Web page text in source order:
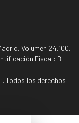
Volumen 24.100,
Fiscal: B-
Todos los derechos